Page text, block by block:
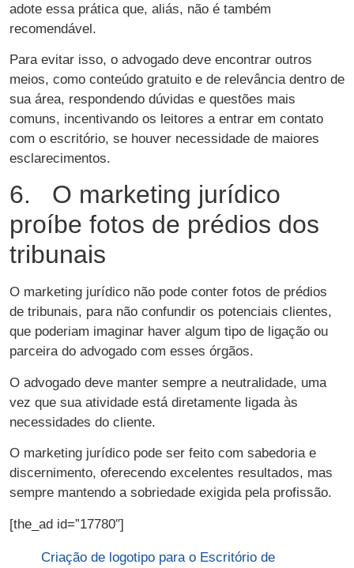
adote essa prática que, aliás, não é também
recomendável.
Para evitar isso, o advogado deve encontrar outros
meios, como conteúdo gratuito e de relevância dentro de
sua área, respondendo dúvidas e questões mais
comuns, incentivando os leitores a entrar em contato
com o escritório, se houver necessidade de maiores
esclarecimentos.
6. O marketing jurídico
proíbe fotos de prédios dos
tribunais
O marketing jurídico não pode conter fotos de prédios
de tribunais, para não confundir os potenciais clientes,
que poderiam imaginar haver algum tipo de ligação ou
parceira do advogado com esses órgãos.
O advogado deve manter sempre a neutralidade, uma
vez que sua atividade está diretamente ligada às
necessidades do cliente.
O marketing jurídico pode ser feito com sabedoria e
discernimento, oferecendo excelentes resultados, mas
sempre mantendo a sobriedade exigida pela profissão.
[the_ad id=”17780″]
Criação de logotipo para o Escritório de